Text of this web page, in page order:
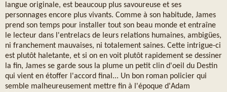
langue originale, est beaucoup plus savoureuse et ses
personnages encore plus vivants. Comme à son habitude, James
prend son temps pour installer tout son beau monde et entraîne
le lecteur dans l'entrelacs de leurs relations humaines, ambigües,
ni franchement mauvaises, ni totalement saines. Cette intrigue-ci
est plutôt haletante, et si on en voit plutôt rapidement se dessiner
la fin, James se garde sous la plume un petit clin d'oeil du Destin
qui vient en étoffer l'accord final... Un bon roman policier qui
semble malheureusement mettre fin à l'époque d'Adam